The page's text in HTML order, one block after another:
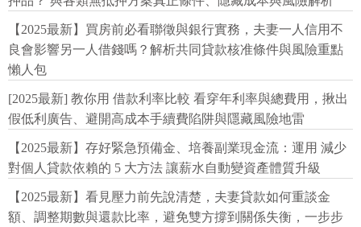
【2025最新】買房前必看聯徵與銀行實務，夫妻一人信用不
良會影響另一人借錢嗎？解析共同貸款核准條件與風險重點
懶人包
[2025最新] 教你用 借款利率比較 看穿年利率與總費用，揪出
假低利廣告、避開高成本手續費陷阱與隱藏風險地雷
【2025最新】存好緊急預備金、培養副業現金流：運用 減少
對個人貸款依賴的 5 大方法 讓薪水自動變資產體質升級
【2025最新】看見壓力前先說清楚，夫妻貸款如何重談金
額、調整期數與還款比率，避免雙方撐到關係失衡，一步步